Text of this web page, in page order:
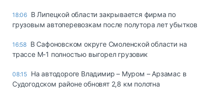
18:06 В Липецкой области закрывается фирма по
грузовым автоперевозкам после полутора лет убытков
16:58 В Сафоновском округе Смоленской области на
трассе М-1 полностью выгорел грузовик
08:15 На автодороге Владимир – Муром – Арзамас в
Судогодском районе обновят 2,8 км полотна